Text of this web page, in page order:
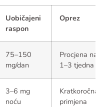
Uobičajeni
raspon
Oprez
75–150
mg/dan
Procjena
1–3 tjedna
3–6 mg
noću
Kratkoročna
primjena